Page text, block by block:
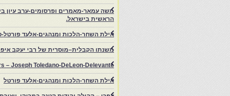
משה עמאר-מאמרים ופרסומים-ערב עיון
הראשית בישראל.
אילת השחר-הלכות ומנהגים-אלעד
משנתו הקבלית–מוסרית של רבי יעקב
– Joseph Toledano-DeLeon-Delevante.
אילת השחר-הלכות ומנהגים-אלעד פורטל